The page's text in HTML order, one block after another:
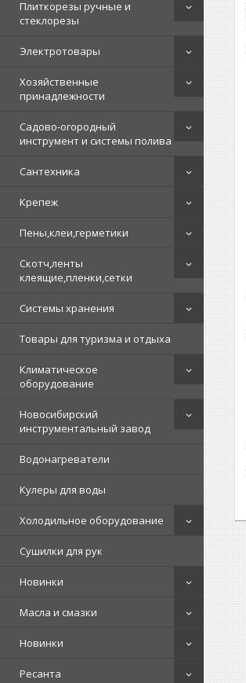
Плиткорезы ручные и
стеклорезы
Электротовары
Хозяйственные
принадлежности
Садово-огородный
инструмент и системы полива
Сантехника
Крепеж
Пены,клеи,герметики
Скотч,ленты
клеящие,пленки,сетки
Системы хранения
Товары для туризма и отдыха
Климатическое
оборудование
Новосибирский
инструментальный завод
Водонагреватели
Кулеры для воды
Холодильное оборудование
Сушилки для рук
Новинки
Масла и смазки
Новинки
Ресанта